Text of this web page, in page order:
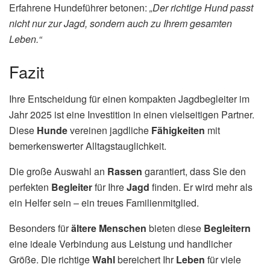
Erfahrene Hundeführer betonen: „Der richtige Hund passt
nicht nur zur Jagd, sondern auch zu Ihrem gesamten
Leben.“
Fazit
Ihre Entscheidung für einen kompakten Jagdbegleiter im
Jahr 2025 ist eine Investition in einen vielseitigen Partner.
Diese Hundevereinen jagdliche Fähigkeiten mit
bemerkenswerter Alltagstauglichkeit.
Die große Auswahl an Rassen garantiert, dass Sie den
perfekten Begleiterfür IhreJagd finden. Er wird mehr als
ein Helfer sein – ein treues Familienmitglied.
Besonders fürältere Menschen bieten diese Begleitern
eine ideale Verbindung aus Leistung und handlicher
Größe. Die richtigeWahlbereichert IhrLeben für viele